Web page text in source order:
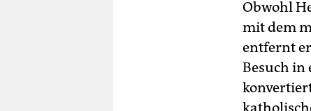
Obwohl
mit dem
entfernt
Besuch